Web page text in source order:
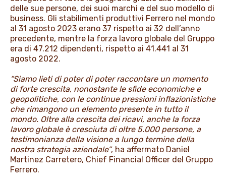
delle sue persone, dei suoi marchi e del suo modello di
business. Gli stabilimenti produttivi Ferrero nel mondo
al 31 agosto 2023 erano 37 rispetto ai 32 dell’anno
precedente, mentre la forza lavoro globale del Gruppo
era di 47.212 dipendenti, rispetto ai 41.441 al 31
agosto 2022.
“Siamo lieti di poter di poter raccontare un momento
di forte crescita, nonostante le sfide economiche e
geopolitiche, con le continue pressioni inflazionistiche
che rimangono un elemento presente in tutto il
mondo. Oltre alla crescita dei ricavi, anche la forza
lavoro globale è cresciuta di oltre 5.000 persone, a
testimonianza della visione a lungo termine della
nostra strategia aziendale”, ha affermato Daniel
Martinez Carretero, Chief Financial Officer del Gruppo
Ferrero.